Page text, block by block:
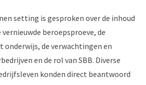
setting is gesproken over de inhoud
beroepsproeve, de
onderwijs, de verwachtingen en
en de rol van SBB. Diverse
konden direct beantwoord